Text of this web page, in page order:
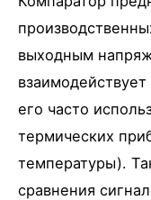
выходным
его часто
термических
температуры).
сравнения